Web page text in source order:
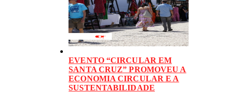
EVENTO “CIRCULAR EM
SANTA CRUZ” PROMOVEU A
ECONOMIA CIRCULAR E A
SUSTENTABILIDADE